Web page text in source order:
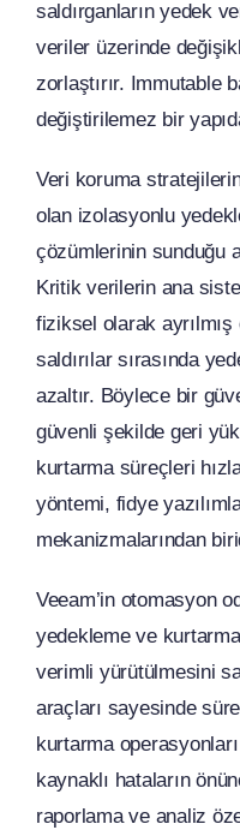
saldırganların yedek
veriler üzerinde
zorlaştırır. Immutable
değiştirilemez bir
Veri koruma
olan izolasyonlu
çözümlerinin sunduğu
Kritik verilerin ana
fiziksel olarak ayrılmış
saldırılar sırasında
azaltır. Böylece bir
güvenli şekilde geri
kurtarma süreçleri
yöntemi, fidye
mekanizmalarından
Veeam’in otomasyon
yedekleme ve
verimli yürütülmesini
araçları sayesinde
kurtarma
kaynaklı hataların
raporlama ve analiz